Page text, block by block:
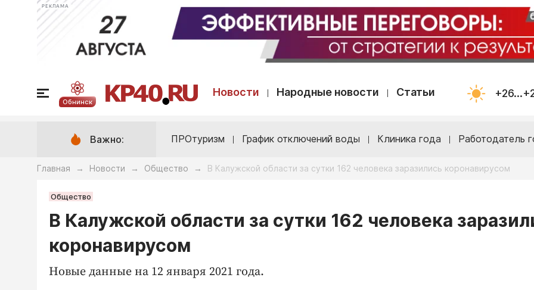
РЕКЛАМА
Обнинск
Новости Народные новости Статьи
Важно: ПРОтуризм График отключений воды Клиника года Работодатель
Главная → Новости → Общество → В Калужской области за сутки 162 человека заразились коронавирусом
Общество
В Калужской области за сутки 162 человека
коронавирусом
Новые данные на 12 января 2021 года.